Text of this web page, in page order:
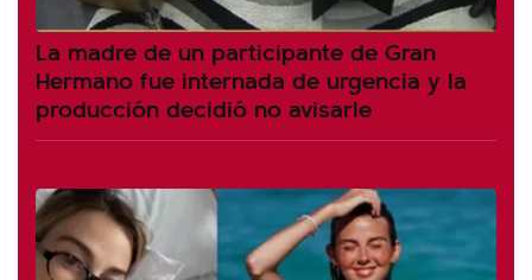
La madre de un participante de Gran
Hermano fue internada de urgencia y la
producción decidió no avisarle